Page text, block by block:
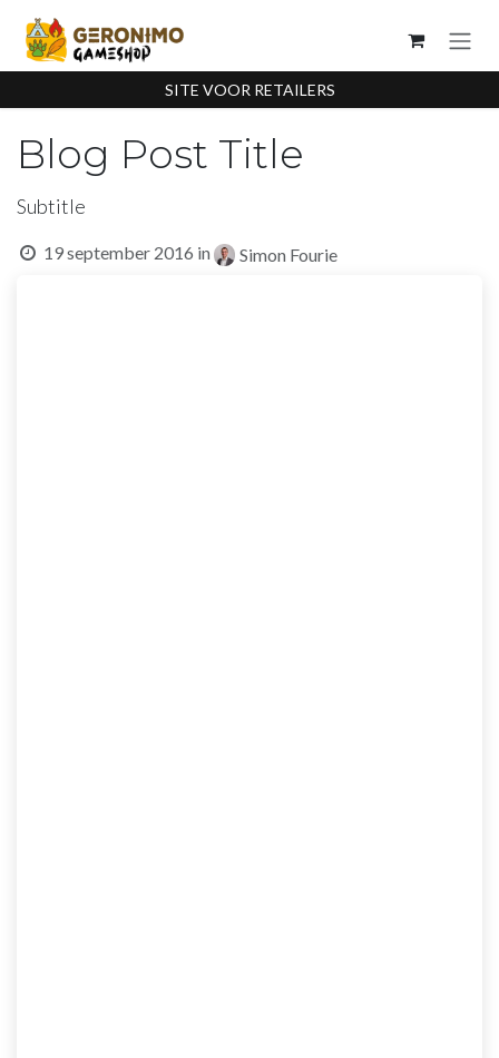
SITE VOOR RETAILERS
Blog Post Title
Subtitle
19 september 2016 in Simon Fourie